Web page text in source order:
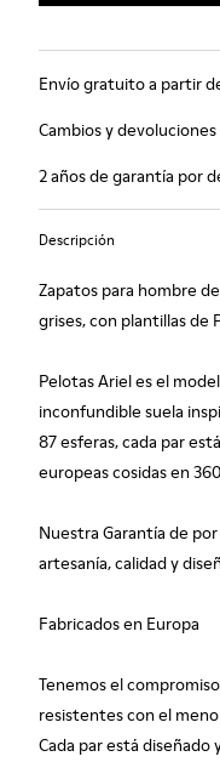
Envío gratuito a partir
Cambios y
2 años de garantía por
Descripción
Zapatos para hombre
grises, con plantillas de
Pelotas Ariel es el
inconfundible suela
87 esferas, cada par
europeas cosidas en
Nuestra Garantía de
artesanía, calidad y
Fabricados en Europa
Tenemos el
resistentes con el
Cada par está